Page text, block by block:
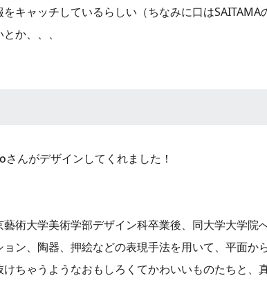
キャッチしているらしい（ちなみに口はSAITAMA
か、、、
んがデザインしてくれました！
術大学美術学部デザイン科卒業後、同大学大学院
ン、陶器、押絵などの表現手法を用いて、平面か
ちゃうようなおもしろくてかわいいものたちと、